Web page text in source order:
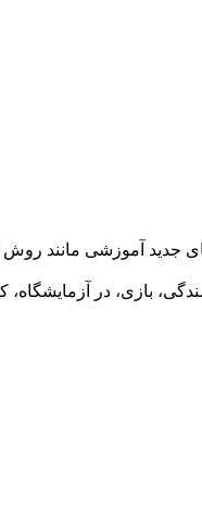
آموزشی مانند روش
بازی، در